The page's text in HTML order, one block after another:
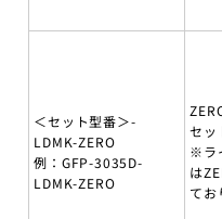
＜セット型番＞-
LDMK-ZERO
例：GFP-3035D-
LDMK-ZERO
セッ
※ラ
は
てお